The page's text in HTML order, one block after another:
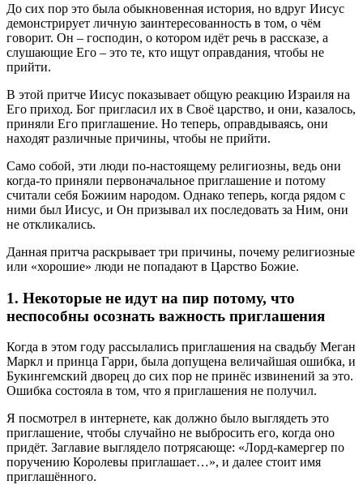
До сих пор это была обыкновенная история, но вдруг Иисус
демонстрирует личную заинтересованность в том, о чём
говорит. Он – господин, о котором идёт речь в рассказе, а
слушающие Его – это те, кто ищут оправдания, чтобы не
прийти.
В этой притче Иисус показывает общую реакцию Израиля на
Его приход. Бог пригласил их в Своё царство, и они, казалось,
приняли Его приглашение. Но теперь, оправдываясь, они
находят различные причины, чтобы не прийти.
Само собой, эти люди по-настоящему религиозны, ведь они
когда-то приняли первоначальное приглашение и потому
считали себя Божиим народом. Однако теперь, когда рядом с
ними был Иисус, и Он призывал их последовать за Ним, они
не откликались.
Данная притча раскрывает три причины, почему религиозные
или «хорошие» люди не попадают в Царство Божие.
1. Некоторые не идут на пир потому, что
неспособны осознать важность приглашения
Когда в этом году рассылались приглашения на свадьбу Меган
Маркл и принца Гарри, была допущена величайшая ошибка, и
Букингемский дворец до сих пор не принёс извинений за это.
Ошибка состояла в том, что я приглашения не получил.
Я посмотрел в интернете, как должно было выглядеть это
приглашение, чтобы случайно не выбросить его, когда оно
придёт. Заглавие выглядело потрясающе: «Лорд-камергер по
поручению Королевы приглашает…», и далее стоит имя
приглашённого.